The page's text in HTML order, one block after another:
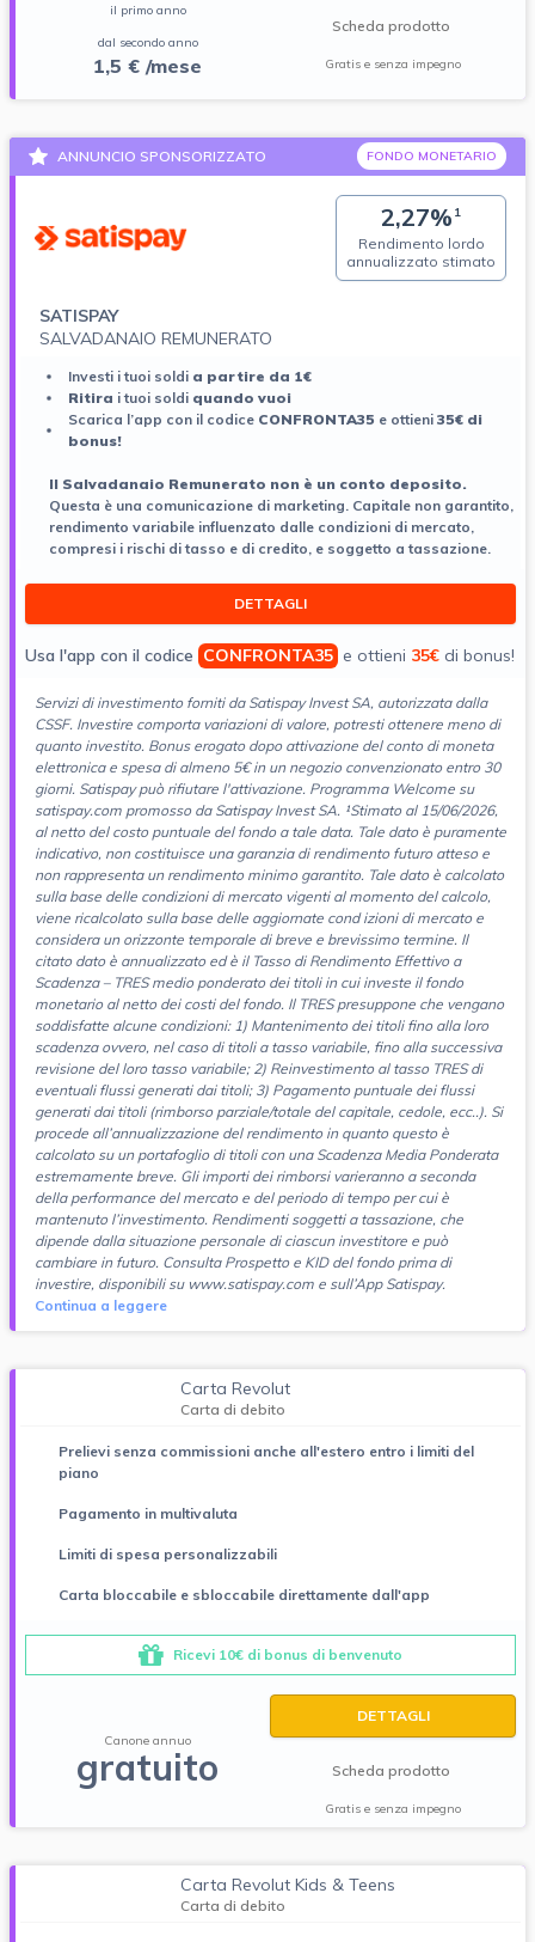
il primo anno
dal secondo anno
1,5 € /mese
Scheda prodotto
Gratis e senza impegno
ANNUNCIO SPONSORIZZATO FONDO MONETARIO
2,27%1
Rendimento lordo
annualizzato stimato
SATISPAY
SALVADANAIO REMUNERATO
Investi i tuoi soldi a partire da 1€
Ritira i tuoi soldi quando vuoi
Scarica l’app con il codice CONFRONTA35 e ottieni 35€ di
bonus!
ll Salvadanaio Remunerato non è un conto deposito.
Questa è una comunicazione di marketing. Capitale non garantito,
rendimento variabile influenzato dalle condizioni di mercato,
compresi i rischi di tasso e di credito, e soggetto a tassazione.
DETTAGLI
Usa l'app con il codice CONFRONTA35 e ottieni 35€ di bonus!
Servizi di investimento forniti da Satispay Invest SA, autorizzata dalla
CSSF. Investire comporta variazioni di valore, potresti ottenere meno di
quanto investito. Bonus erogato dopo attivazione del conto di moneta
elettronica e spesa di almeno 5€ in un negozio convenzionato entro 30
giorni. Satispay può rifiutare l'attivazione. Programma Welcome su
satispay.com promosso da Satispay Invest SA. ¹Stimato al 15/06/2026,
al netto del costo puntuale del fondo a tale data. Tale dato è puramente
indicativo, non costituisce una garanzia di rendimento futuro atteso e
non rappresenta un rendimento minimo garantito. Tale dato è calcolato
sulla base delle condizioni di mercato vigenti al momento del calcolo,
viene ricalcolato sulla base delle aggiornate cond izioni di mercato e
considera un orizzonte temporale di breve e brevissimo termine. Il
citato dato è annualizzato ed è il Tasso di Rendimento Effettivo a
Scadenza – TRES medio ponderato dei titoli in cui investe il fondo
monetario al netto dei costi del fondo. Il TRES presuppone che vengano
soddisfatte alcune condizioni: 1) Mantenimento dei titoli fino alla loro
scadenza ovvero, nel caso di titoli a tasso variabile, fino alla successiva
revisione del loro tasso variabile; 2) Reinvestimento al tasso TRES di
eventuali flussi generati dai titoli; 3) Pagamento puntuale dei flussi
generati dai titoli (rimborso parziale/totale del capitale, cedole, ecc..). Si
procede all’annualizzazione del rendimento in quanto questo è
calcolato su un portafoglio di titoli con una Scadenza Media Ponderata
estremamente breve. Gli importi dei rimborsi varieranno a seconda
della performance del mercato e del periodo di tempo per cui è
mantenuto l’investimento. Rendimenti soggetti a tassazione, che
dipende dalla situazione personale di ciascun investitore e può
cambiare in futuro. Consulta Prospetto e KID del fondo prima di
investire, disponibili su www.satispay.com e sull’App Satispay.
Continua a leggere
Carta Revolut
Carta di debito
Prelievi senza commissioni anche all'estero entro i limiti del
piano
Pagamento in multivaluta
Limiti di spesa personalizzabili
Carta bloccabile e sbloccabile direttamente dall'app
Ricevi 10€ di bonus di benvenuto
Canone annuo
gratuito
DETTAGLI
Scheda prodotto
Gratis e senza impegno
Carta Revolut Kids & Teens
Carta di debito